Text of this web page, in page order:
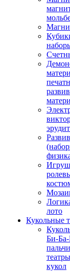
лото
Кукольные
Би-
кукол